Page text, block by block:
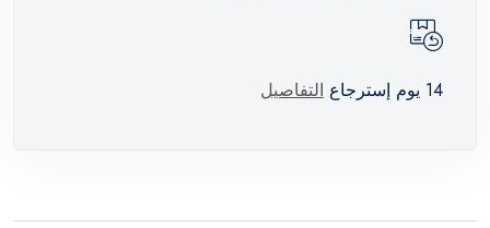
14 يوم إسترجاع التفاصيل